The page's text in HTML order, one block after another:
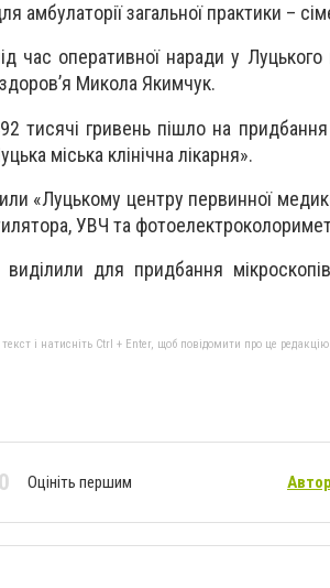
амбулаторії загальної практики –
час оперативної наради у Луцького
Микола Якимчук.
тисячі гривень пішло на придбання
міська клінічна лікарня».
«Луцькому центру первинної
УВЧ та
для придбання
і натисніть Ctrl + Enter, щоб повідомити про це редакцію
Оцініть першим